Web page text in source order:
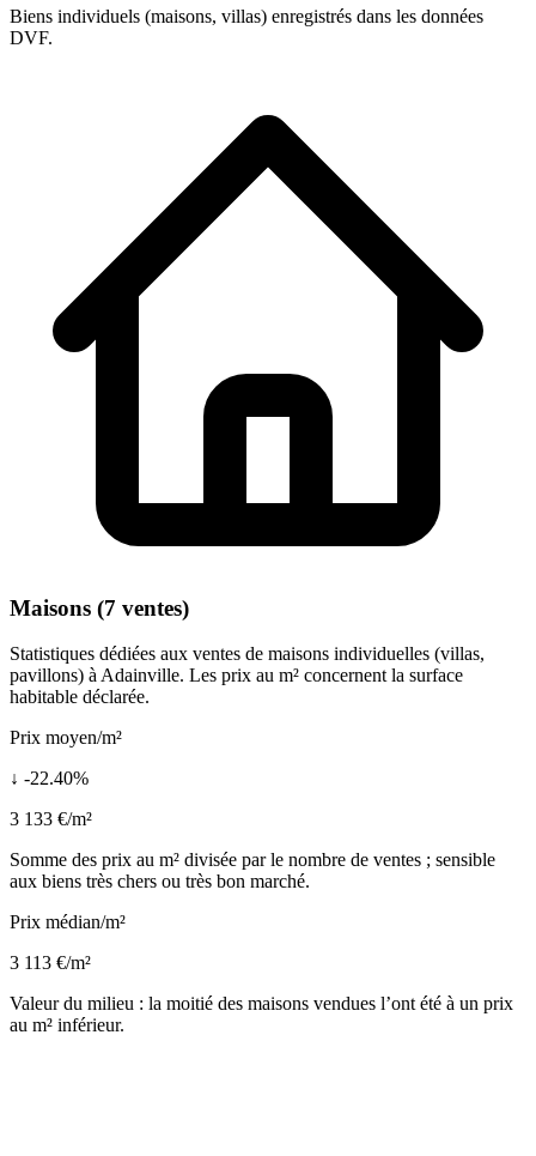
Biens individuels (maisons, villas) enregistrés dans les données
DVF.
Maisons (7 ventes)
Statistiques dédiées aux ventes de maisons individuelles (villas,
pavillons) à Adainville. Les prix au m² concernent la surface
habitable déclarée.
Prix moyen/m²
↓ -22.40%
3 133 €/m²
Somme des prix au m² divisée par le nombre de ventes ; sensible
aux biens très chers ou très bon marché.
Prix médian/m²
3 113 €/m²
Valeur du milieu : la moitié des maisons vendues l’ont été à un prix
au m² inférieur.